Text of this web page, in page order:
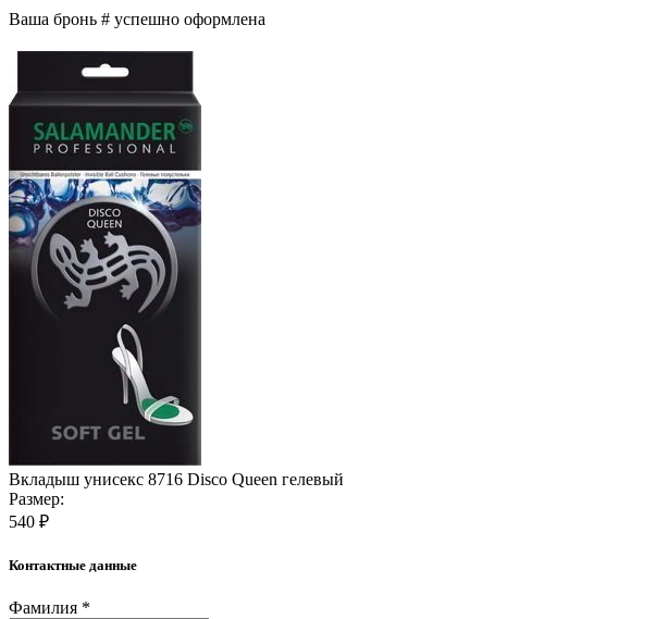
Ваша бронь # успешно оформлена
Вкладыш унисекс 8716 Disco Queen гелевый
Размер:
540 ₽
Контактные данные
Фамилия *